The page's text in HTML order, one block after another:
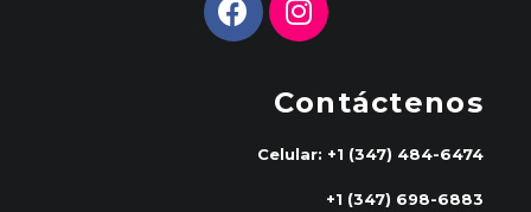
Contáctenos
Celular: +1 (347) 484-6474
+1 (347) 698-6883